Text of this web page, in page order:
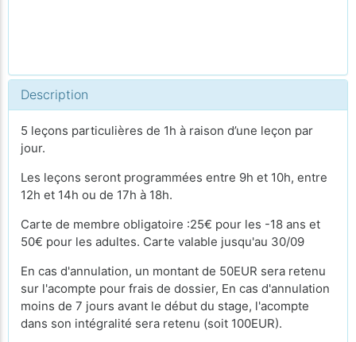
Description
5 leçons particulières de 1h à raison d’une leçon par
jour.
Les leçons seront programmées entre 9h et 10h, entre
12h et 14h ou de 17h à 18h.
Carte de membre obligatoire :25€ pour les -18 ans et
50€ pour les adultes. Carte valable jusqu'au 30/09
En cas d'annulation, un montant de 50EUR sera retenu
sur l'acompte pour frais de dossier, En cas d'annulation
moins de 7 jours avant le début du stage, l'acompte
dans son intégralité sera retenu (soit 100EUR).